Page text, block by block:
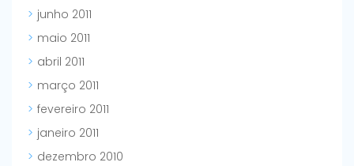
junho 2011
maio 2011
abril 2011
março 2011
fevereiro 2011
janeiro 2011
dezembro 2010